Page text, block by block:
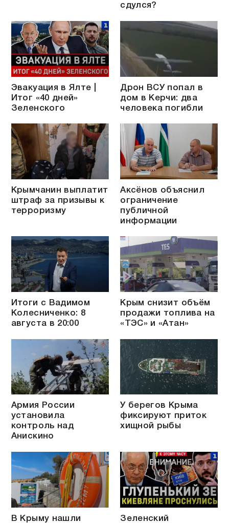
сдулся?
Эвакуация в Ялте |
Итог «40 дней»
Зеленского
Дрон ВСУ попал в
дом в Керчи: два
человека погибли
Крымчанин выплатит
штраф за призывы к
терроризму
Аксёнов объяснил
ограничение
публичной
информации
Итоги с Вадимом
Колесниченко: 8
августа в 20:00
Крым снизит объём
продажи топлива на
«ТЭС» и «Атан»
Армия России
установила
контроль над
Анискино
У берегов Крыма
фиксируют приток
хищной рыбы
В Крыму нашли Зеленский